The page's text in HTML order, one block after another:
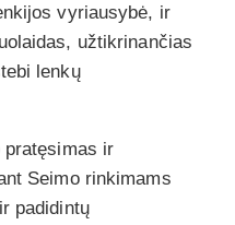
vyriausybė, ir
užtikrinančias
lenkų
pratęsimas ir
Seimo rinkimams
padidintų